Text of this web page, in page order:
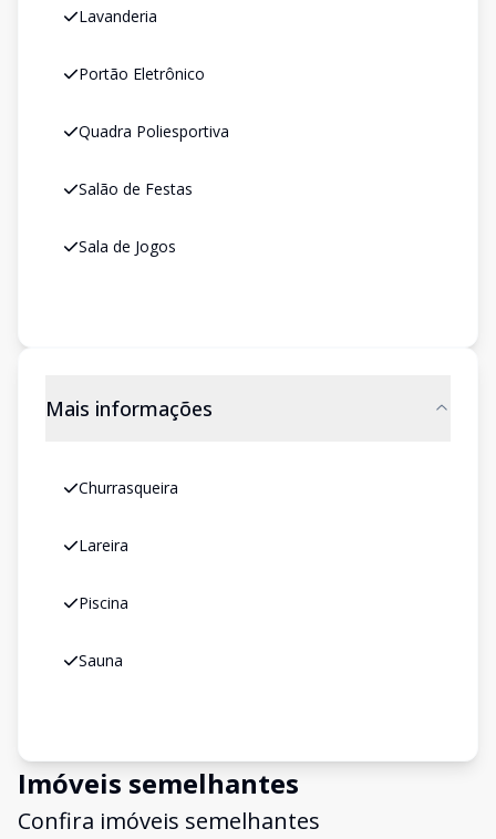
Lavanderia
Portão Eletrônico
Quadra Poliesportiva
Salão de Festas
Sala de Jogos
Mais informações
Churrasqueira
Lareira
Piscina
Sauna
Imóveis semelhantes
Confira imóveis semelhantes